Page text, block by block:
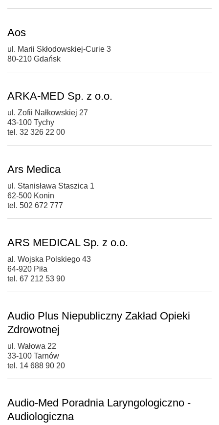
Aos
ul. Marii Skłodowskiej-Curie 3
80-210 Gdańsk
ARKA-MED Sp. z o.o.
ul. Zofii Nałkowskiej 27
43-100 Tychy
tel. 32 326 22 00
Ars Medica
ul. Stanisława Staszica 1
62-500 Konin
tel. 502 672 777
ARS MEDICAL Sp. z o.o.
al. Wojska Polskiego 43
64-920 Piła
tel. 67 212 53 90
Audio Plus Niepubliczny Zakład Opieki
Zdrowotnej
ul. Wałowa 22
33-100 Tarnów
tel. 14 688 90 20
Audio-Med Poradnia Laryngologiczno -
Audiologiczna